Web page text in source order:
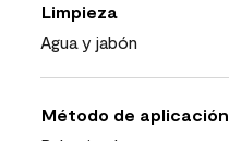
Limpieza
Agua y jabón
Método de aplicación